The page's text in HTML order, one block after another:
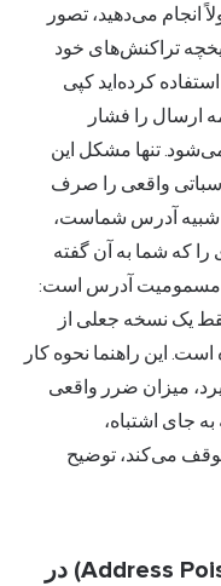
انجام می‌دهید، تصور
تراکنش‌های خود
کرده‌اید کپی
ارسال را فشار
می‌شود. تنها مشکل این
واقعی را صرف
شبیه آدرس شماست،
که شما به آن گفته
مسمومیت آدرس است:
یک نسخه جعلی از
این راهنما نحوه کار
میزان ضرر واقعی
جای اشتباه،
می‌کند، توضیح
مسمومیت با آدرس (Address Poisoning) در